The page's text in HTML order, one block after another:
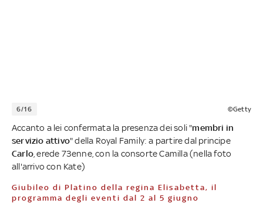
6/16 ©Getty
Accanto a lei confermata la presenza dei soli "membri in
servizio attivo" della Royal Family: a partire dal principe
Carlo , erede 73enne, con la consorte Camilla (nella foto
all'arrivo con Kate)
Giubileo di Platino della regina Elisabetta, il
programma degli eventi dal 2 al 5 giugno